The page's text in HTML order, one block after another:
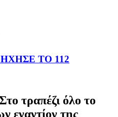
ΤΟ 112
τραπέζι όλο το
εναντίον της